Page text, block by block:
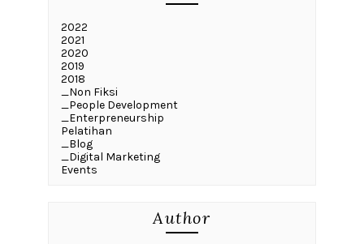
2022
2021
2020
2019
2018
_Non Fiksi
_People Development
_Enterpreneurship
Pelatihan
_Blog
_Digital Marketing
Events
Author